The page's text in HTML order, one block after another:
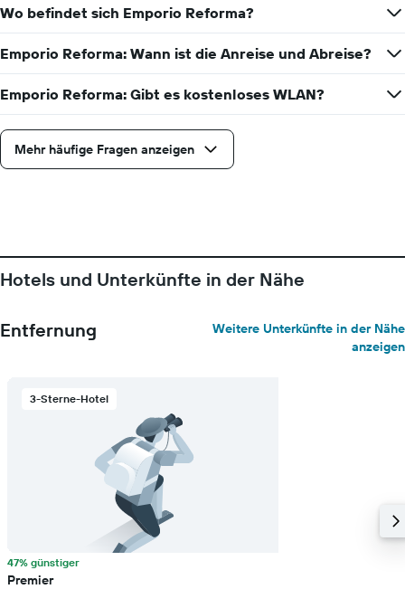
der
Tage
vor
dem
Aufenthalt
anzeigt
Das
hat
1
durchschnittlichen
Zimmerpreis
Wo befindet sich Emporio Reforma?
Emporio Reforma: Wann ist die Anreise und Abreise?
Emporio Reforma: Gibt es kostenloses WLAN?
Mehr häufige Fragen anzeigen
Hotels und Unterkünfte in der Nähe
Entfernung
Weitere Unterkünfte in der Nähe
anzeigen
3-Sterne-Hotel
47% günstiger
Premier